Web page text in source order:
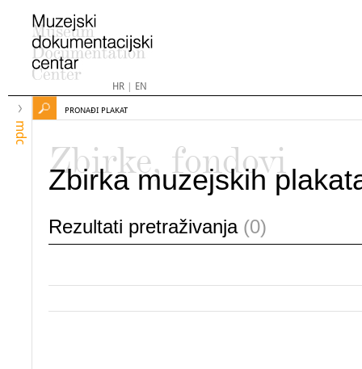
HR| EN
mdc
PRONAĐI PLAKAT
Zbirke, fondovi
Zbirka muzejskih
Rezultati pretraživanja (0)